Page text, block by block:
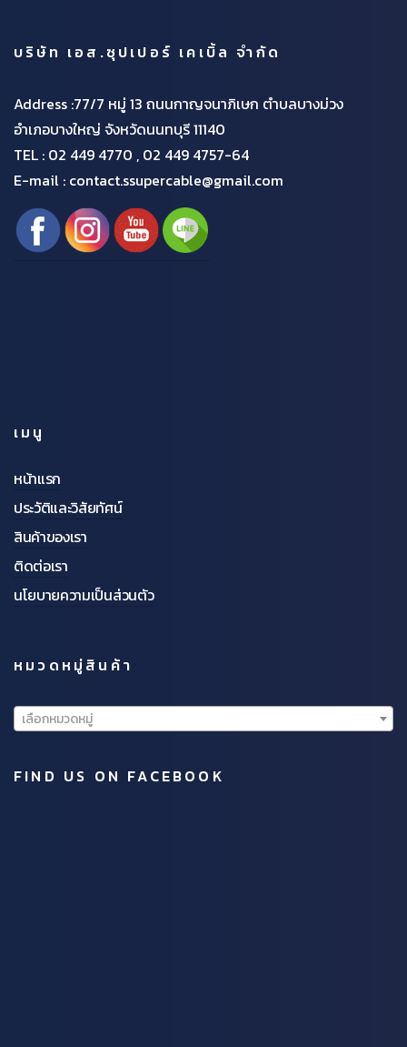
บริษัท เอส.ซุปเปอร์ เคเบิ้ล จำกัด
Address :77/7 หมู่ 13 ถนนกาญจนาภิเษก ตำบลบางม่วง
อำเภอบางใหญ่ จังหวัดนนทบุรี 11140
TEL : 02 449 4770 , 02 449 4757-64
E-mail : contact.ssupercable@gmail.com
เมนู
หน้าแรก
ประวัติและวิสัยทัศน์
สินค้าของเรา
ติดต่อเรา
นโยบายความเป็นส่วนตัว
หมวดหมู่สินค้า
เลือกหมวดหมู่
FIND US ON FACEBOOK